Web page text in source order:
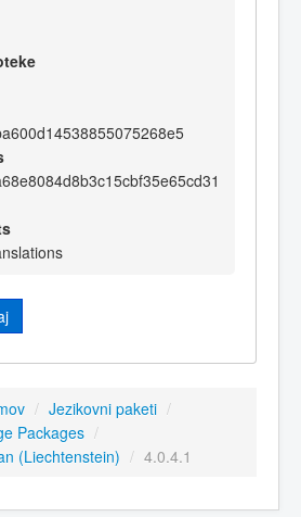
/ Jezikovni paketi /
Packages /
(Liechtenstein) / 4.0.4.1